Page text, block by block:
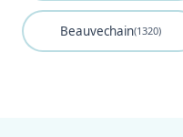
Beauvechain(1320)